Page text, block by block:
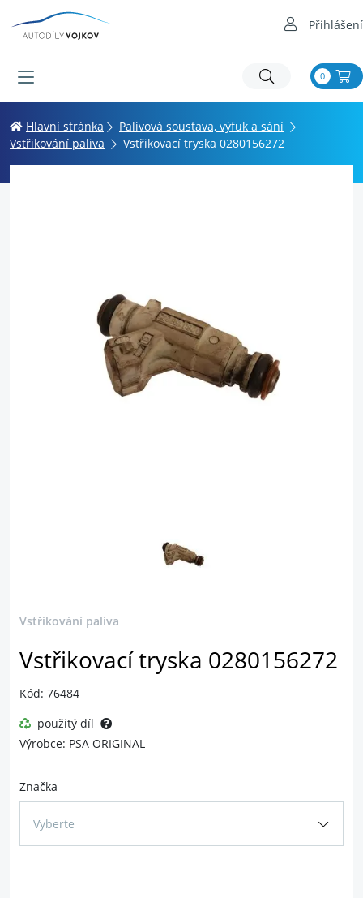
Přihlášení
0
Hlavní stránka
Palivová soustava, výfuk a sání
Vstřikování paliva
Vstřikovací tryska 0280156272
Vstřikování paliva
Vstřikovací tryska 0280156272
Kód: 76484
použitý díl
Výrobce: PSA ORIGINAL
Značka
Vyberte